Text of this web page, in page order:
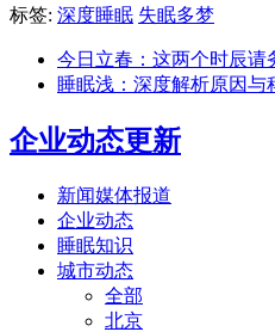
标签: 深度睡眠 失眠多梦
今日立春：这两个时辰请
睡眠浅：深度解析原因与
企业动态更新
新闻媒体报道
企业动态
睡眠知识
城市动态
全部
北京